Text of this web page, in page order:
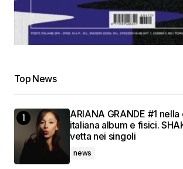
Top News
ARIANA GRANDE #1
italiana album e fisici.
vetta nei singoli
news